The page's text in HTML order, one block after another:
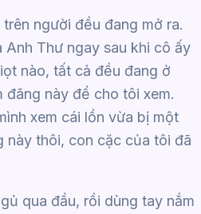
người đều đang mở ra.
Thư ngay sau khi cô ấy
nào, tất cả đều đang ở
này để cho tôi xem.
xem cái lồn vừa bị một
này thôi, con cặc của tôi đã
qua đầu, rồi dùng tay nắm